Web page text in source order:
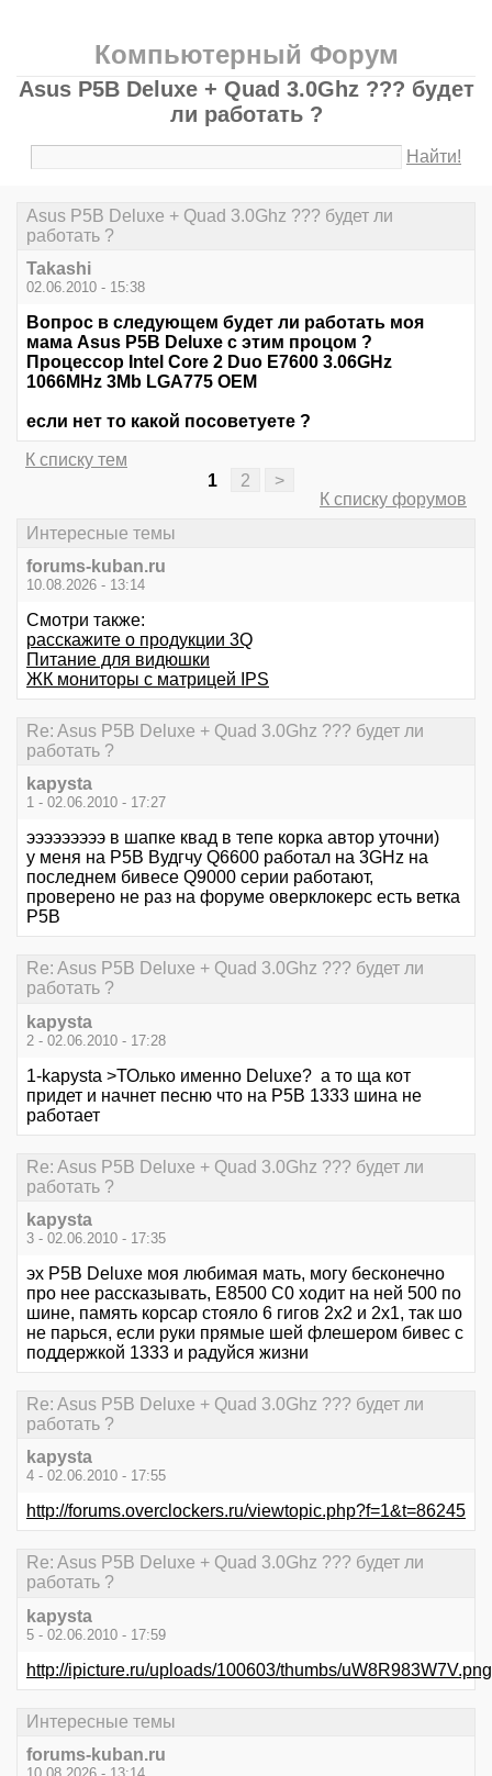
Компьютерный Форум
Asus P5B Deluxe + Quad 3.0Ghz ??? будет
ли работать ?
Найти!
Asus P5B Deluxe + Quad 3.0Ghz ??? будет ли
работать ?
Takashi
02.06.2010 - 15:38
Вопрос в следующем будет ли работать моя
мама Asus P5B Deluxe с этим процом ?
Процессор Intel Core 2 Duo E7600 3.06GHz
1066MHz 3Mb LGA775 OEM
если нет то какой посоветуете ?
К списку тем
1
2
>
К списку форумов
Интересные темы
forums-kuban.ru
10.08.2026 - 13:14
Смотри также:
расскажите о продукции 3Q
Питание для видюшки
ЖК мониторы с матрицей IPS
Re: Asus P5B Deluxe + Quad 3.0Ghz ??? будет ли
работать ?
kapysta
1 - 02.06.2010 - 17:27
эээээээээ в шапке квад в тепе корка автор уточни)
у меня на P5B Вудгчу Q6600 работал на 3GHz на
последнем бивесе Q9000 cерии работают,
проверено не раз на форуме оверклокерс есть ветка
P5B
Re: Asus P5B Deluxe + Quad 3.0Ghz ??? будет ли
работать ?
kapysta
2 - 02.06.2010 - 17:28
1-kapysta >ТОлько именно Deluxe? а то ща кот
придет и начнет песню что на P5B 1333 шина не
работает
Re: Asus P5B Deluxe + Quad 3.0Ghz ??? будет ли
работать ?
kapysta
3 - 02.06.2010 - 17:35
эх P5B Deluxe моя любимая мать, могу бесконечно
про нее рассказывать, Е8500 С0 ходит на ней 500 по
шине, память корсар стояло 6 гигов 2х2 и 2х1, так шо
не парься, если руки прямые шей флешером бивес с
поддержкой 1333 и радуйся жизни
Re: Asus P5B Deluxe + Quad 3.0Ghz ??? будет ли
работать ?
kapysta
4 - 02.06.2010 - 17:55
http://forums.overclockers.ru/viewtopic.php?f=1&t=86245
Re: Asus P5B Deluxe + Quad 3.0Ghz ??? будет ли
работать ?
kapysta
5 - 02.06.2010 - 17:59
http://ipicture.ru/uploads/100603/thumbs/uW8R983W7V.png
Интересные темы
forums-kuban.ru